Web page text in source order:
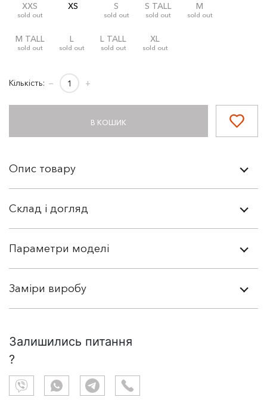
XXS
sold out
XS S
sold out
S TALL
sold out
M
sold out
M TALL
sold out
L
sold out
L TALL
sold out
XL
sold out
Кількість: − +
В КОШИК
Опис товару
Склад і догляд
Параметри моделі
Заміри виробу
Залишились питання
?